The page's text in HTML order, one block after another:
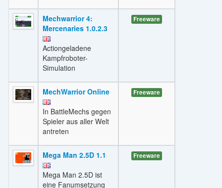
Mechwarrior 4:
Mercenaries 1.0.2.3
Actiongeladene
Kampfroboter-
Simulation
Freeware
MechWarrior Online
In BattleMechs gegen
Spieler aus aller Welt
antreten
Freeware
Mega Man 2.5D 1.1
Mega Man 2.5D ist
eine Fanumsetzung
Freeware